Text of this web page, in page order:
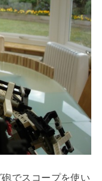
でスコープを使い